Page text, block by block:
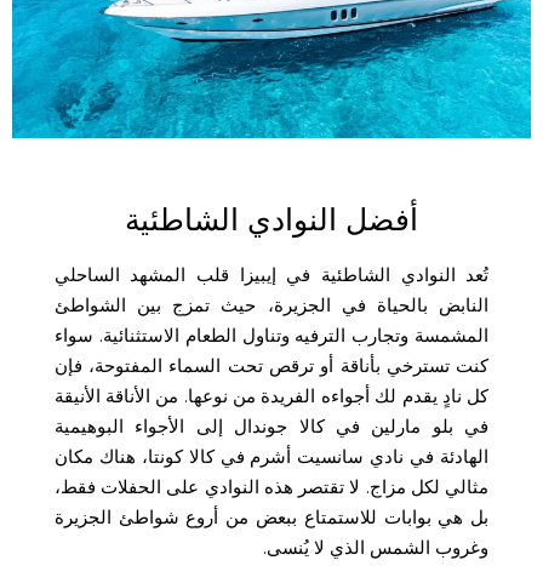
أفضل النوادي الشاطئية
تُعد النوادي الشاطئية في إيبيزا قلب المشهد الساحلي
النابض بالحياة في الجزيرة، حيث تمزج بين الشواطئ
المشمسة وتجارب الترفيه وتناول الطعام الاستثنائية. سواء
كنت تسترخي بأناقة أو ترقص تحت السماء المفتوحة، فإن
كل نادٍ يقدم لك أجواءه الفريدة من نوعها. من الأناقة الأنيقة
في بلو مارلين في كالا جوندال إلى الأجواء البوهيمية
الهادئة في نادي سانسيت أشرم في كالا كونتا، هناك مكان
مثالي لكل مزاج. لا تقتصر هذه النوادي على الحفلات فقط،
بل هي بوابات للاستمتاع ببعض من أروع شواطئ الجزيرة
وغروب الشمس الذي لا يُنسى.